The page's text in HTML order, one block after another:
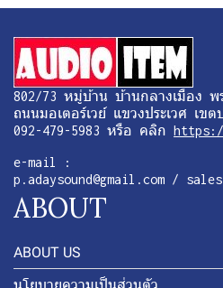
802/73 หมู่บ้าน บ้านกลางเมือง พ
ถนนมอเตอร์เวย์ แขวงประเวศ เขต
092-479-5983 หรือ คลิก
e-mail :
p.adaysound@gmail.com /
ABOUT
ABOUT US